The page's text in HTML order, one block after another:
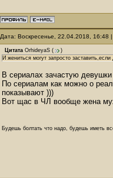
Дата: Воскресенье, 22.04.2018,
Цитата OrhideyaS (
)
И жениться могут запросто
В сериалах зачастую
По сериалам как можно о
показывают )))
Вот щас в ЧЛ вообще жена
Будешь болтать что надо, будешь иметь